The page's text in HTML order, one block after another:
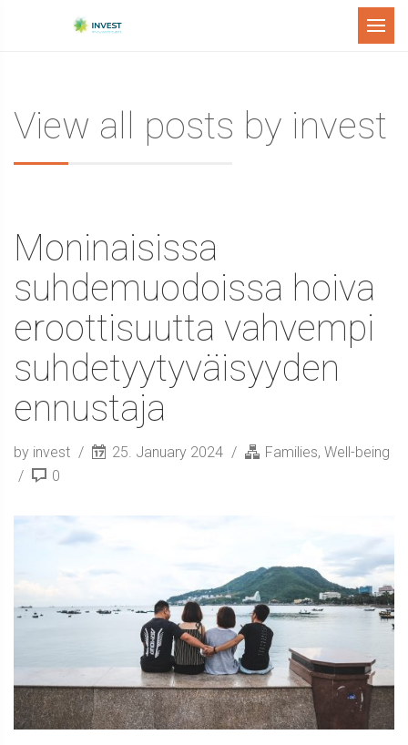
Menu
View all posts by invest
Moninaisissa
suhdemuodoissa hoiva
eroottisuutta vahvempi
suhdetyytyväisyyden
ennustaja
by invest 25. January 2024 Families, Well-being
0